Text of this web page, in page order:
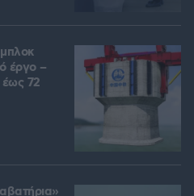
έργο –
72